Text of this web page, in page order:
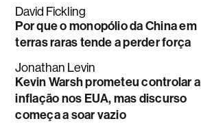
David Fickling
Por que o monopólio da China em
terras raras tende a perder força
Jonathan Levin
Kevin Warsh prometeu controlar a
inflação nos EUA, mas discurso
começa a soar vazio